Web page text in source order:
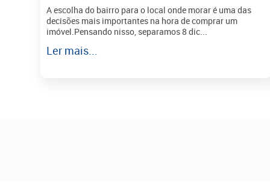
A escolha do bairro para o local onde morar é uma das
decisões mais importantes na hora de comprar um
imóvel.Pensando nisso, separamos 8 dic...
Ler mais...